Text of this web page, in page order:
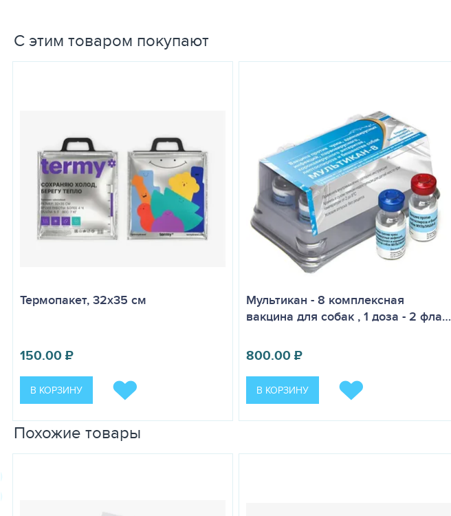
С этим товаром покупают
Термопакет, 32х35 см
150.00₽
В КОРЗИНУ
Мультикан - 8 комплексная
вакцина для собак , 1 доза - 2 фла…
800.00₽
В КОРЗИНУ
Похожие товары